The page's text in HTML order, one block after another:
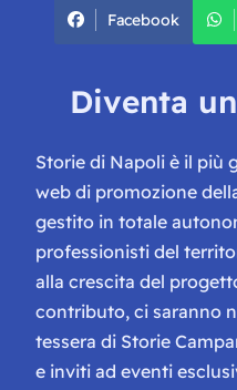
Facebook
Diventa
Storie di Napoli è il più
web di promozione
gestito in totale
professionisti del
alla crescita del
contributo, ci saranno
tessera di Storie
e inviti ad eventi